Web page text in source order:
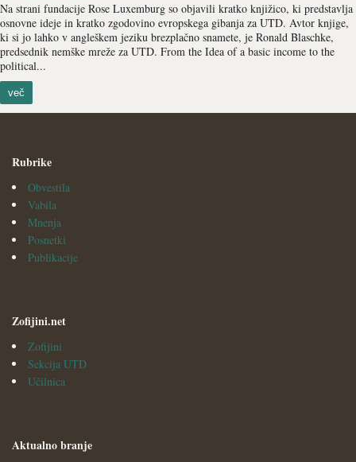
Na strani fundacije Rose Luxemburg so objavili kratko knjižico, ki predstavlja
osnovne ideje in kratko zgodovino evropskega gibanja za UTD. Avtor knjige,
ki si jo lahko v angleškem jeziku brezplačno snamete, je Ronald Blaschke,
predsednik nemške mreže za UTD. From the Idea of a basic income to the
political...
več
Rubrike
Obvestila
Vabila
Mnenja
Posnetki
Publikacije
Zofijini.net
Zofijini
Sekcija UTD
Učilnica
Aktualno branje